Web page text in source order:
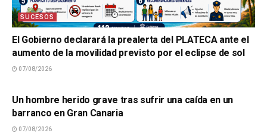
SUCESOS
El Gobierno declarará la prealerta del PLATECA ante el
aumento de la movilidad previsto por el eclipse de sol
07/08/2026
Un hombre herido grave tras sufrir una caída en un
barranco en Gran Canaria
07/08/2026